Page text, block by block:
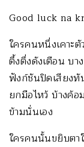
Good luck na
ใครคนหนึ่งเคาะ
ตึ้งตึ่งดังเตือน บ
ฟังก์ชันปิดเสียงทั
ยกมือไหว้ บ้างค้
ข้ามนั่นเอง
ใครคนนั้นขยิบตา